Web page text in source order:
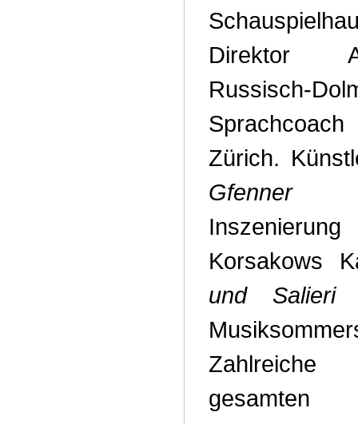
Direktor
Russisch-
Zürich.
Gfenner
Korsakows
und Salieri
gesamten